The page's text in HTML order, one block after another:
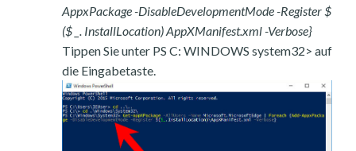
AppxPackage -DisableDevelopmentMode -Register $
($ _. InstallLocation) AppXManifest.xml -Verbose}
Tippen Sie unter PS C: WINDOWS system32> auf
die Eingabetaste.